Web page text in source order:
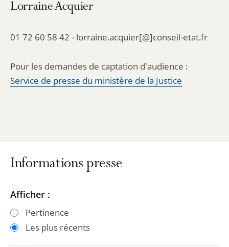
Lorraine Acquier
01 72 60 58 42 - lorraine.acquier[@]conseil-etat.fr
Pour les demandes de captation d'audience :
Service de presse du ministère de la Justice
Informations presse
Passer
les
filtres
Passer
les
filtres
Afficher :
Pertinence
Les plus récents